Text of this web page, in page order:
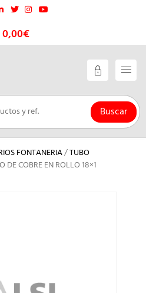
0,00€
Buscar
FONTANERIA/TUBO
DE COBRE EN ROLLO 18×1